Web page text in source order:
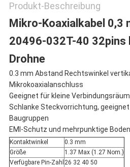
Produkt-Beschreibung
Mikro-Koaxialkabel 0,3
20496-032T-40 32pins
Drohne
0.3 mm Abstand Rechtswinkel
Mikrokoaxialanschluss
Geeignet für kleine
Schlanke Steckvorrichtung,
Baugruppen
EMI-Schutz und mehrpunktige
Kontaktwinkel
0.3 mm
Größe
1.37 Max (1.27 Nom.)
Verfügbare Pin-Zahl 26 32 40 50